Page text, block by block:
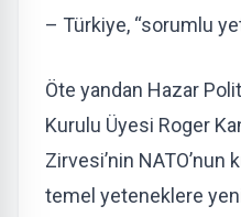
– Türkiye, “sorumlu
Öte yandan Hazar
Kurulu Üyesi Roger
Zirvesi’nin
temel yeteneklere